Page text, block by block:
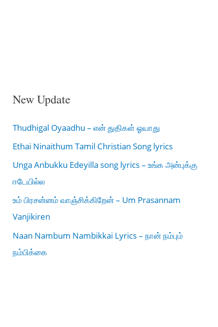
New Update
Thudhigal Oyaadhu – என் துதிகள் ஓயாது
Ethai Ninaithum Tamil Christian Song lyrics
Unga Anbukku Edeyilla song lyrics – உங்க அன்புக்கு
ஈடேயில்ல
உம் பிரசன்னம் வாஞ்சிக்கிறேன் – Um Prasannam
Vanjikiren
Naan Nambum Nambikkai Lyrics – நான் நம்பும்
நம்பிக்கை